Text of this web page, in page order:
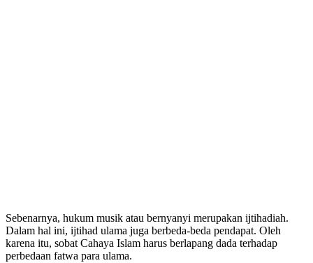
Sebenarnya, hukum musik atau bernyanyi merupakan ijtihadiah.
Dalam hal ini, ijtihad ulama juga berbeda-beda pendapat. Oleh
karena itu, sobat Cahaya Islam harus berlapang dada terhadap
perbedaan fatwa para ulama.